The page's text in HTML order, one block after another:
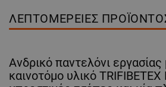
ΛΕΠΤΟΜΈΡΕΙΕΣ
Ανδρικό παντελόνι
καινοτόμο υλικό